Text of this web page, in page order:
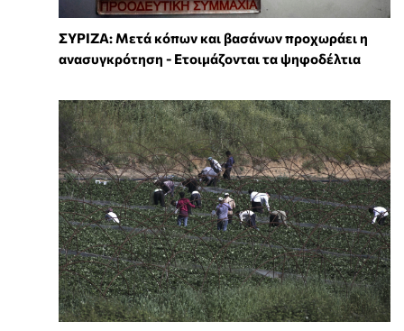
ΣΥΡΙΖΑ: Μετά κόπων και βασάνων προχωράει η
ανασυγκρότηση - Ετοιμάζονται τα ψηφοδέλτια